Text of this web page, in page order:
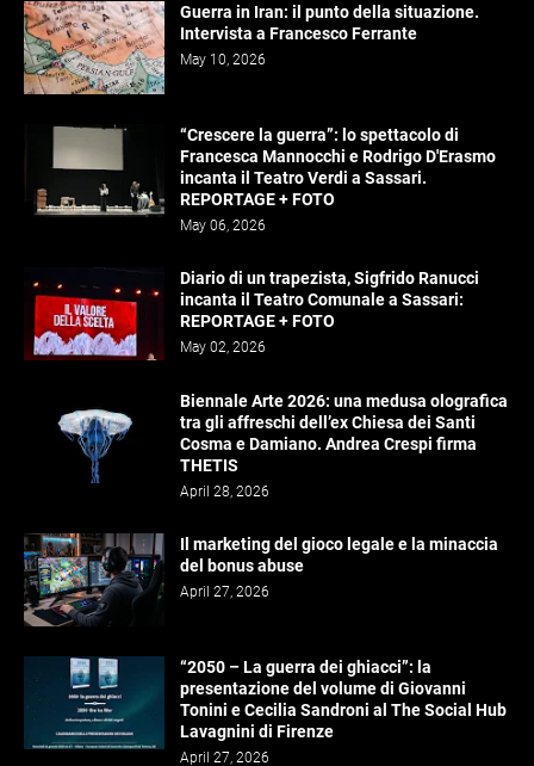
Guerra in Iran: il punto della situazione.
Intervista a Francesco Ferrante
May 10, 2026
“Crescere la guerra”: lo spettacolo di
Francesca Mannocchi e Rodrigo D'Erasmo
incanta il Teatro Verdi a Sassari.
REPORTAGE + FOTO
May 06, 2026
Diario di un trapezista, Sigfrido Ranucci
incanta il Teatro Comunale a Sassari:
REPORTAGE + FOTO
May 02, 2026
Biennale Arte 2026: una medusa olografica
tra gli affreschi dell’ex Chiesa dei Santi
Cosma e Damiano. Andrea Crespi firma
THETIS
April 28, 2026
Il marketing del gioco legale e la minaccia
del bonus abuse
April 27, 2026
“2050 – La guerra dei ghiacci”: la
presentazione del volume di Giovanni
Tonini e Cecilia Sandroni al The Social Hub
Lavagnini di Firenze
April 27, 2026